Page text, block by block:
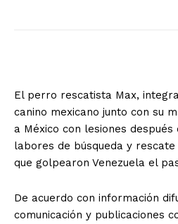
El perro rescatista Max,
canino mexicano junto con su
a México con lesiones
labores de búsqueda y
que golpearon Venezuela el
De acuerdo con información
comunicación y publicaciones